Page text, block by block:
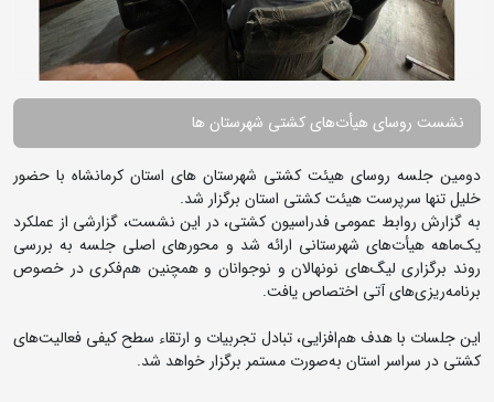
نشست روسای هیأت‌های کشتی شهرستان ها
دومین جلسه روسای هیئت کشتی شهرستان های استان کرمانشاه با حضور
خلیل تنها سرپرست هیئت کشتی استان برگزار شد.
به گزارش روابط عمومی فدراسیون کشتی، در این نشست، گزارشی از عملکرد
یک‌ماهه هیأت‌های شهرستانی ارائه شد و محورهای اصلی جلسه به بررسی
روند برگزاری لیگ‌های نونهالان و نوجوانان و همچنین هم‌فکری در خصوص
برنامه‌ریزی‌های آتی اختصاص یافت.
این جلسات با هدف هم‌افزایی، تبادل تجربیات و ارتقاء سطح کیفی فعالیت‌های
کشتی در سراسر استان به‌صورت مستمر برگزار خواهد شد.